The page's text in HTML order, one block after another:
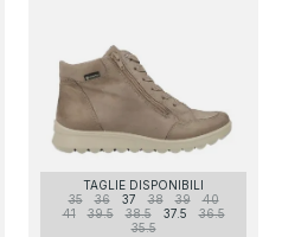
TAGLIE DISPONIBILI
35
36 37 38 39
40
41
39.5 38.5 37.5
36.5
35.5